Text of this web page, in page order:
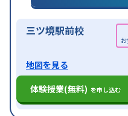
三ツ境駅前校
地図を見る
体験授業(無料) を申し込む